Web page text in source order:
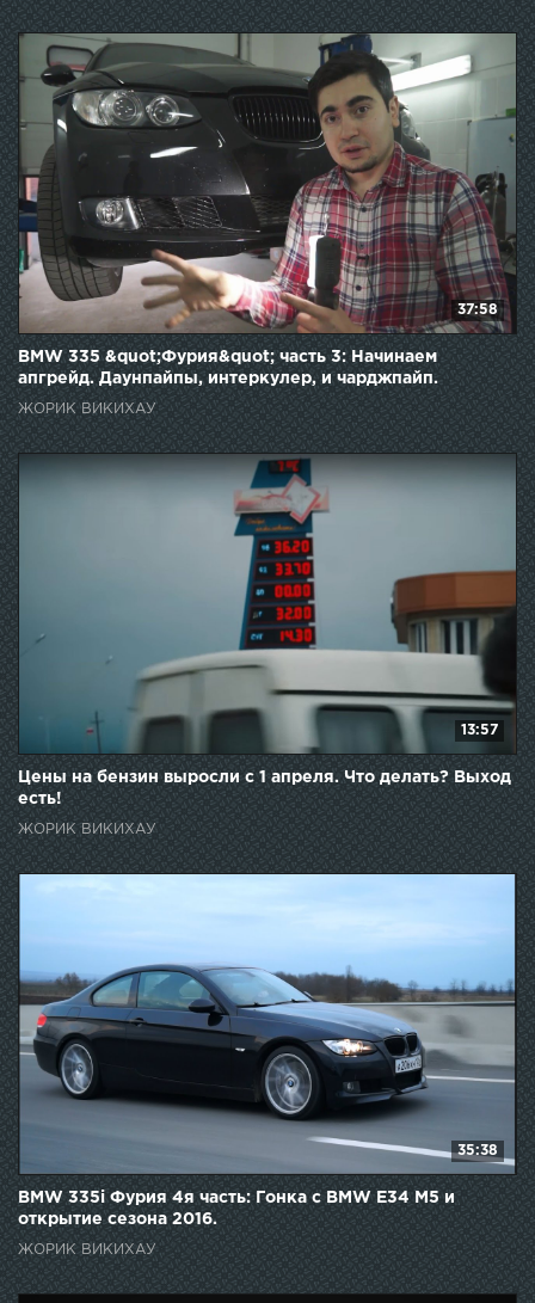
37:58
BMW 335 &quot;Фурия&quot; часть 3: Начинаем
апгрейд. Даунпайпы, интеркулер, и чарджпайп.
ЖОРИК ВИКИХАУ
13:57
Цены на бензин выросли с 1 апреля. Что делать? Выход
есть!
ЖОРИК ВИКИХАУ
35:38
BMW 335i Фурия 4я часть: Гонка с BMW E34 M5 и
открытие сезона 2016.
ЖОРИК ВИКИХАУ